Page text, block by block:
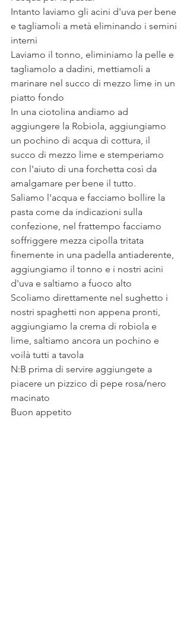
Intanto laviamo gli acini d'uva per bene
e tagliamoli a metà eliminando i semini
interni
Laviamo il tonno, eliminiamo la pelle e
tagliamolo a dadini, mettiamoli a
marinare nel succo di mezzo lime in un
piatto fondo
In una ciotolina andiamo ad
aggiungere la Robiola, aggiungiamo
un pochino di acqua di cottura, il
succo di mezzo lime e stemperiamo
con l'aiuto di una forchetta così da
amalgamare per bene il tutto.
Saliamo l'acqua e facciamo bollire la
pasta come da indicazioni sulla
confezione, nel frattempo facciamo
soffriggere mezza cipolla tritata
finemente in una padella antiaderente,
aggiungiamo il tonno e i nostri acini
d'uva e saltiamo a fuoco alto
Scoliamo direttamente nel sughetto i
nostri spaghetti non appena pronti,
aggiungiamo la crema di robiola e
lime, saltiamo ancora un pochino e
voilà tutti a tavola
N:B prima di servire aggiungete a
piacere un pizzico di pepe rosa/nero
macinato
Buon appetito